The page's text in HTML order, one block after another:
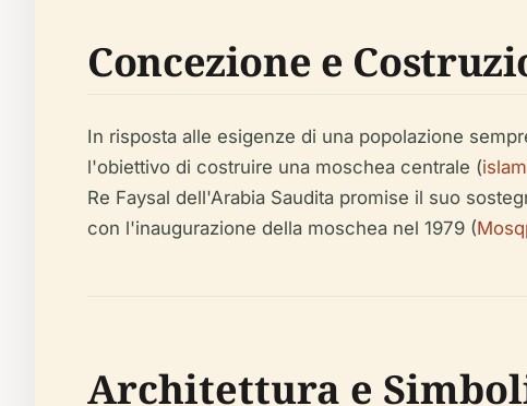
Concezione e
In risposta alle esigenze di una popolazione
l'obiettivo di costruire una moschea centrale (
Re Faysal dell'Arabia Saudita promise il suo
con l'inaugurazione della moschea nel 1979 (
Architettura e